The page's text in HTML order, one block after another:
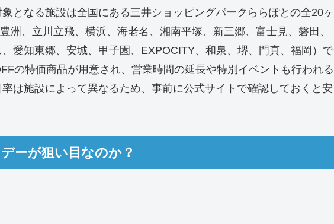
となる施設は全国にある三井ショッピングパークららぽとの全20ヶ
洲、立川立飛、横浜、海老名、湘南平塚、新三郷、富士見、磐田、
愛知東郷、安城、甲子園、EXPOCITY、和泉、堺、門真、福岡）で
の特価商品が用意され、営業時間の延長や特別イベントも行われる
は施設によって異なるため、事前に公式サイトで確認しておくと安
ーが狙い目なのか？